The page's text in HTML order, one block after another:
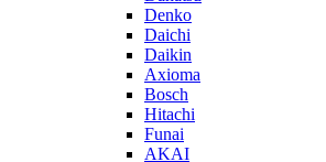
Denko
Daichi
Daikin
Axioma
Bosch
Hitachi
Funai
AKAI